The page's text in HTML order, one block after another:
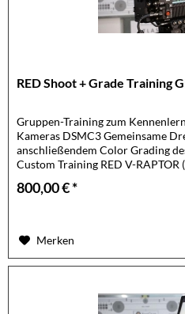
RED Shoot + Grade Training
Gruppen-Training zum
Kameras DSMC3 Gemeinsame
anschließendem Color Grading
Custom Training RED V-RAPTOR
800,00 € *
Merken